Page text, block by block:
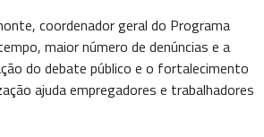
coordenador geral do Programa
maior número de denúncias e a
do debate público e o fortalecimento
ajuda empregadores e trabalhadores